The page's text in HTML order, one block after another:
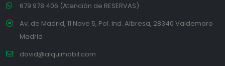
679 978 406 (Atención de RESERVAS)
Av. de Madrid, 11 Nave 5, Pol. Ind. Albresa, 28340 Valdemoro
Madrid
david@alquimobil.com